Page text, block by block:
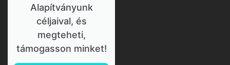
Alapítványunk
céljaival, és
megteheti,
támogasson minket!